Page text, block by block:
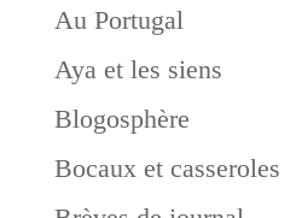
Au Portugal
Aya et les siens
Blogosphère
Bocaux et casseroles